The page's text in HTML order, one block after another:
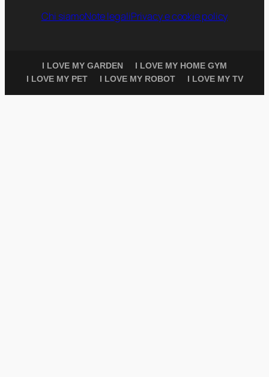
Chi siamoNote legaliPrivacy e cookie policy
I LOVE MY GARDEN
I LOVE MY HOME GYM
I LOVE MY PET
I LOVE MY ROBOT I LOVE MY TV